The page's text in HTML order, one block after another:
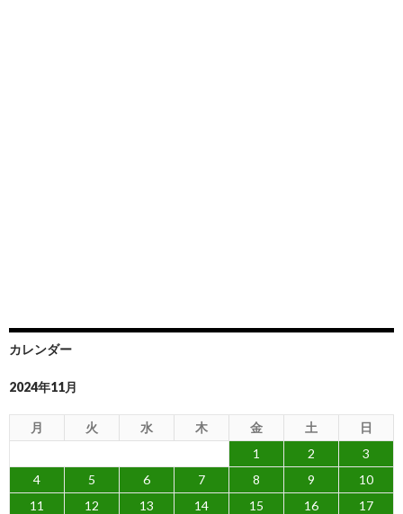
カレンダー
2024年11月
月 火 水 木 金 土
日
1
2
3
4
5 6 7 8 9
10
11
12 13 14 15 16
17